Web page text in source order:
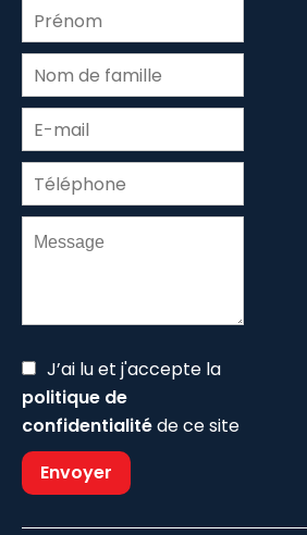
J’ai lu et j'accepte la
politique de
confidentialitéde ce site
Envoyer